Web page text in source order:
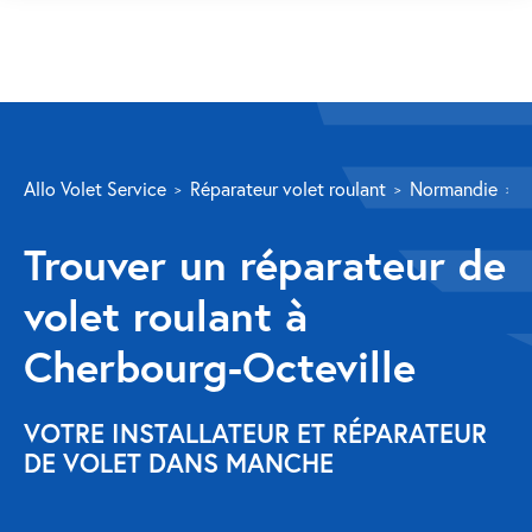
Volet roulant
Réparation
Volet roulant Velux
Au-delà de la fenêtre
Réparation store banne
Réparation portail
Allo Volet Service Réparateur volet roulant Normandie
Trouver un réparateur de
volet roulant à
Cherbourg-Octeville
VOTRE INSTALLATEUR ET RÉPARATEUR
DE VOLET DANS MANCHE